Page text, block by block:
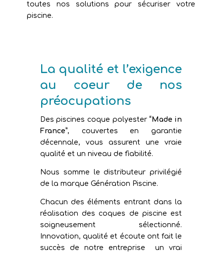
toutes nos solutions pour sécuriser votre
piscine.
La qualité et l’exigence
au coeur de nos
préocupations
Des piscines coque polyester“Made in
France”, couvertes en garantie
décennale, vous assurent une vraie
qualité et un niveau de fiabilité.
Nous somme le distributeur privilégié
de la marque Génération Piscine.
Chacun des éléments entrant dans la
réalisation des coques de piscine est
soigneusement sélectionné.
Innovation, qualité et écoute ont fait le
succès de notre entreprise un vrai